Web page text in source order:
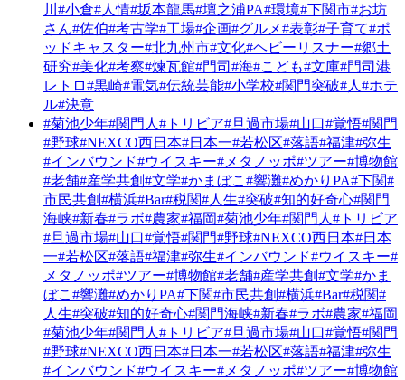
川 #小倉#人情#坂本龍馬#壇之浦PA#環境#下関市#お坊
さん#佐伯#考古学#工場#企画#グルメ#表彰#子育て#ポ
ッドキャスター#北九州市#文化#ヘビーリスナー#郷土
研究#美化#考察#煉瓦館#門司 #海#こども#文庫#門司港
レトロ#黒崎#電気#伝統芸能#小学校#関門突破#人 #ホテ
ル#決意
#菊池少年#関門人 #トリビア#旦過市場#山口#覚悟#関門
#野球#NEXCO西日本#日本一#若松区#落語#福津#弥生
#インバウンド#ウイスキー#メタノッポ#ツアー#博物館
#老舗#産学共創#文学#かまぼこ #響灘#めかりPA#下関#
市民共創#横浜#Bar#税関#人生#突破#知的好奇心#関門
海峡#新春#ラボ#農家#福岡#菊池少年#関門人 #トリビア
#旦過市場#山口#覚悟#関門#野球#NEXCO西日本#日本
一#若松区#落語#福津#弥生#インバウンド#ウイスキー#
メタノッポ#ツアー#博物館#老舗#産学共創#文学#かま
ぼこ #響灘#めかりPA#下関#市民共創#横浜#Bar#税関#
人生#突破#知的好奇心#関門海峡#新春#ラボ#農家#福岡
#菊池少年#関門人 #トリビア#旦過市場#山口#覚悟#関門
#野球#NEXCO西日本#日本一#若松区#落語#福津#弥生
#インバウンド#ウイスキー#メタノッポ#ツアー#博物館